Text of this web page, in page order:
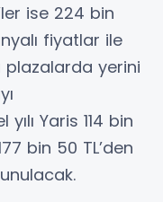
ise 224 bin
fiyatlar ile
plazalarda yerini
Yaris 114 bin
bin 50 TL’den